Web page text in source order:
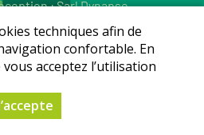
:Sarl Dynapse
techniques afin de
confortable. En
acceptez l’utilisation